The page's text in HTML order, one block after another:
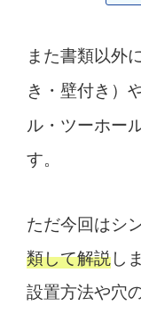
また書類以外に
き・壁付き）
ル・ツーホー
す。
ただ今回はシ
類して解説し
設置方法や穴